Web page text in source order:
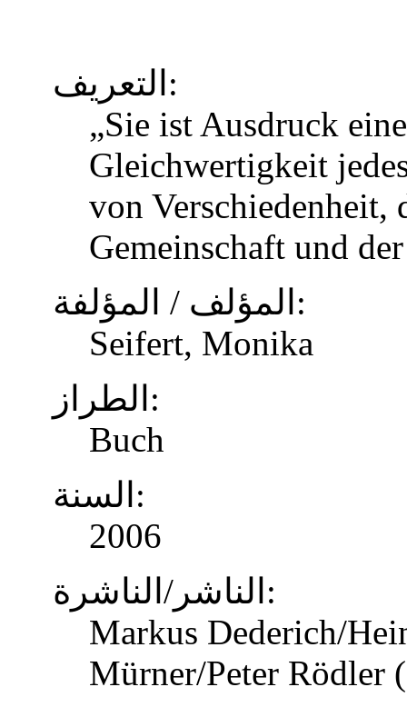
التعريف:
„Sie ist Ausdruck
Gleichwertigkeit
von Verschiedenheit,
Gemeinschaft und
المؤلف / المؤلفة:
Seifert, Monika
الطراز:
Buch
السنة:
2006
الناشر/الناشرة:
Markus Dederich/
Mürner/Peter Rödler